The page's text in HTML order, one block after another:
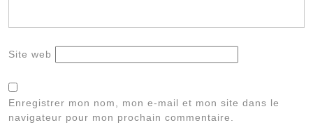
Site web
Enregistrer mon nom, mon e-mail et mon site dans le
navigateur pour mon prochain commentaire.